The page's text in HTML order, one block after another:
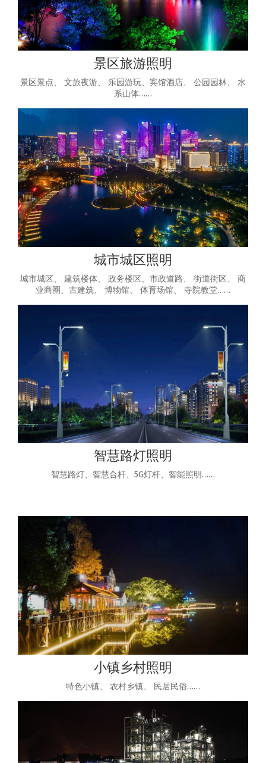
景区旅游照明
景区景点、 文旅夜游、 乐园游玩、宾馆酒店、 公园园林、 水
系山体……
城市城区照明
城市城区、 建筑楼体、 政务楼区、市政道路、 街道街区、 商
业商圈、古建筑、 博物馆、 体育场馆、 寺院教堂……
智慧路灯照明
智慧路灯、智慧合杆、5G灯杆、智能照明……
小镇乡村照明
特色小镇、 农村乡镇、 民居民俗……